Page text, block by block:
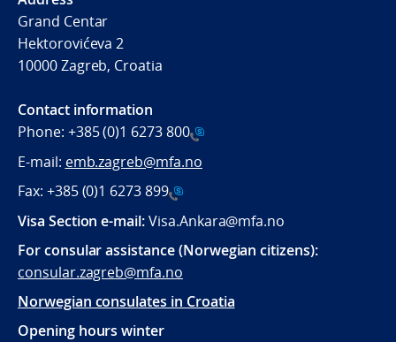
Grand Centar
Hektorovićeva 2
10000 Zagreb, Croatia
Contact information
Phone: +385 (0)1 6273 800
E-mail: emb.zagreb@mfa.no
Fax: +385 (0)1 6273 899
Visa Section e-mail:Visa.Ankara@mfa.no
For consular assistance (Norwegian citizens):
consular.zagreb@mfa.no
Norwegian consulates in Croatia
Opening hours winter